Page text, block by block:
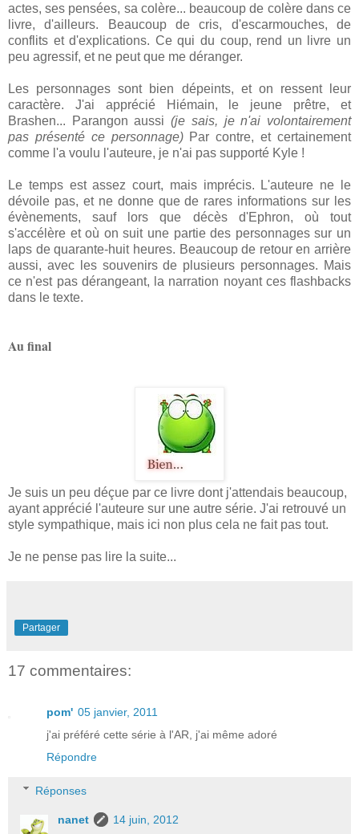
actes, ses pensées, sa colère... beaucoup de colère dans ce
livre, d'ailleurs. Beaucoup de cris, d'escarmouches, de
conflits et d'explications. Ce qui du coup, rend un livre un
peu agressif, et ne peut que me déranger.
Les personnages sont bien dépeints, et on ressent leur
caractère. J'ai apprécié Hiémain, le jeune prêtre, et
Brashen... Parangon aussi(je sais, je n'ai volontairement
pas présenté ce personnage) Par contre, et certainement
comme l'a voulu l'auteure, je n'ai pas supporté Kyle !
Le temps est assez court, mais imprécis. L'auteure ne le
dévoile pas, et ne donne que de rares informations sur les
évènements, sauf lors que décès d'Ephron, où tout
s'accélère et où on suit une partie des personnages sur un
laps de quarante-huit heures. Beaucoup de retour en arrière
aussi, avec les souvenirs de plusieurs personnages. Mais
ce n'est pas dérangeant, la narration noyant ces flashbacks
dans le texte.
Au final
Je suis un peu déçue par ce livre dont j'attendais beaucoup,
ayant apprécié l'auteure sur une autre série. J'ai retrouvé un
style sympathique, mais ici non plus cela ne fait pas tout.
Je ne pense pas lire la suite...
Partager
17 commentaires:
pom' 05 janvier, 2011
j'ai préféré cette série à l'AR, j'ai même adoré
Répondre
Réponses
nanet
14 juin, 2012